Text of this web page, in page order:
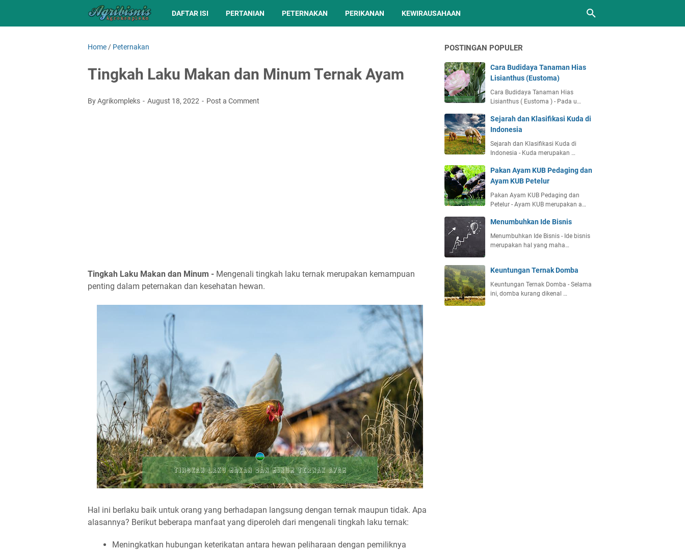
DAFTAR ISI PERTANIAN PETERNAKAN PERIKANAN KEWIRAUSAHAAN
Home / Peternakan
Tingkah Laku Makan dan Minum Ternak Ayam
By Agrikompleks August 18, 2022 Post a Comment
Tingkah Laku Makan dan Minum - Mengenali tingkah laku ternak merupakan kemampuan
penting dalam peternakan dan kesehatan hewan.
Hal ini berlaku baik untuk orang yang berhadapan langsung dengan ternak maupun tidak. Apa
alasannya? Berikut beberapa manfaat yang diperoleh dari mengenali tingkah laku ternak:
Meningkatkan hubungan keterikatan antara hewan peliharaan dengan pemiliknya
POSTINGAN POPULER
Cara Budidaya Tanaman Hias
Lisianthus (Eustoma)
Cara Budidaya Tanaman Hias
Lisianthus ( Eustoma ) - Pada u…
Sejarah dan Klasifikasi Kuda di
Indonesia
Sejarah dan Klasifikasi Kuda di
Indonesia - Kuda merupakan …
Pakan Ayam KUB Pedaging dan
Ayam KUB Petelur
Pakan Ayam KUB Pedaging dan
Petelur - Ayam KUB merupakan a…
Menumbuhkan Ide Bisnis
Menumbuhkan Ide Bisnis - Ide bisnis
merupakan hal yang maha…
Keuntungan Ternak Domba
Keuntungan Ternak Domba - Selama
ini, domba kurang dikenal …